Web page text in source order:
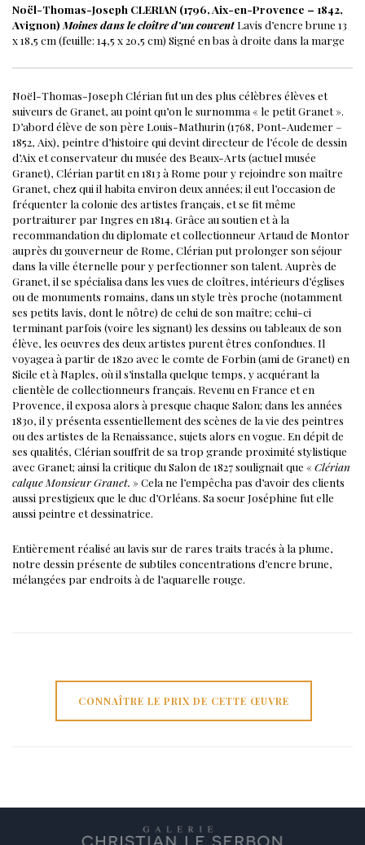
Noël-Thomas-Joseph CLERIAN (1796, Aix-en-Provence – 1842,
Avignon) Moines dans le cloître d’un couventLavis d’encre brune 13
x 18,5 cm (feuille: 14,5 x 20,5 cm) Signé en bas à droite dans la marge
Noël-Thomas-Joseph Clérian fut un des plus célèbres élèves et
suiveurs de Granet, au point qu’on le surnomma « le petit Granet ».
D’abord élève de son père Louis-Mathurin (1768, Pont-Audemer –
1852, Aix), peintre d’histoire qui devint directeur de l’école de dessin
d’Aix et conservateur du musée des Beaux-Arts (actuel musée
Granet), Clérian partit en 1813 à Rome pour y rejoindre son maître
Granet, chez qui il habita environ deux années; il eut l’occasion de
fréquenter la colonie des artistes français, et se fit même
portraiturer par Ingres en 1814. Grâce au soutien et à la
recommandation du diplomate et collectionneur Artaud de Montor
auprès du gouverneur de Rome, Clérian put prolonger son séjour
dans la ville éternelle pour y perfectionner son talent. Auprès de
Granet, il se spécialisa dans les vues de cloîtres, intérieurs d’églises
ou de monuments romains, dans un style très proche (notamment
ses petits lavis, dont le nôtre) de celui de son maître; celui-ci
terminant parfois (voire les signant) les dessins ou tableaux de son
élève, les oeuvres des deux artistes purent êtres confondues. Il
voyagea à partir de 1820 avec le comte de Forbin (ami de Granet) en
Sicile et à Naples, où il s’installa quelque temps, y acquérant la
clientèle de collectionneurs français. Revenu en France et en
Provence, il exposa alors à presque chaque Salon; dans les années
1830, il y présenta essentiellement des scènes de la vie des peintres
ou des artistes de la Renaissance, sujets alors en vogue. En dépit de
ses qualités, Clérian souffrit de sa trop grande proximité stylistique
avec Granet; ainsi la critique du Salon de 1827 soulignait que « Clérian
calque Monsieur Granet. » Cela ne l’empêcha pas d’avoir des clients
aussi prestigieux que le duc d’Orléans. Sa soeur Joséphine fut elle
aussi peintre et dessinatrice.
Entièrement réalisé au lavis sur de rares traits tracés à la plume,
notre dessin présente de subtiles concentrations d’encre brune,
mélangées par endroits à de l’aquarelle rouge.
CONNAÎTRE LE PRIX DE CETTE ŒUVRE